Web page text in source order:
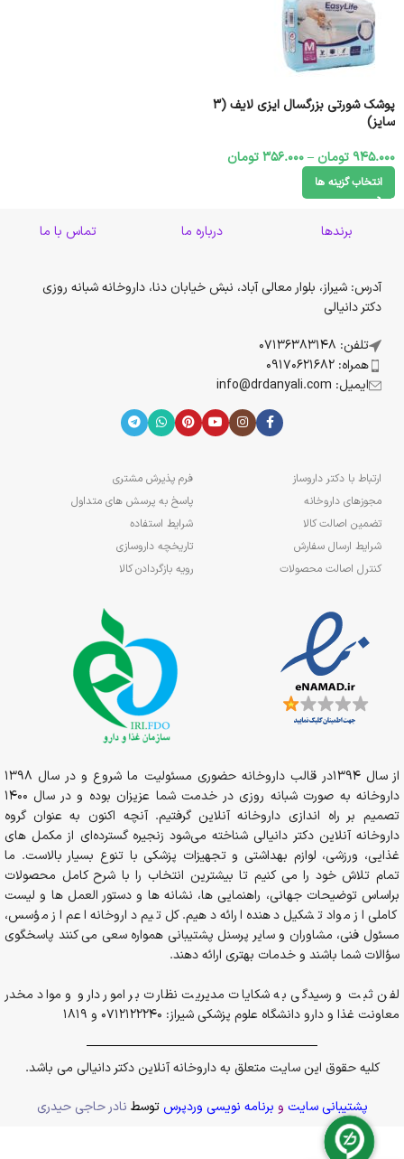
پوشک شورتی بزرگسال ایزی لایف (3
سایز)
945.000 تومان –
356.000تومان
انتخاب گزینه ها
برندها درباره ما تماس با ما
آدرس: شیراز، بلوار معالی آباد، نبش خیابان دنا، داروخانه شبانه روزی
دکتر دانیالی
تلفن: 07136383148
همراه: 09170621682
ایمیل: info@drdanyali.com
ارتباط با دکتر داروساز
مجوزهای داروخانه
تضمین اصالت کالا
شرایط ارسال سفارش
کنترل اصالت محصولات
فرم پذیرش مشتری
پاسخ به پرسش های متداول
شرایط استفاده
تاریخچه داروسازی
رویه بازگردادن کالا
از سال 1394در قالب داروخانه حضوری مسئولیت ما شروع و در سال 1398
داروخانه به صورت شبانه روزی در خدمت شما عزیزان بوده و در سال 1400
تصمیم بر راه اندازی داروخانه آنلاین گرفتیم. آنچه اکنون به عنوان گروه
داروخانه آنلاین دکتر دانیالی شناخته می‌شود زنجیره گسترده‌ای از مکمل های
غذایی، ورزشی، لوازم بهداشتی و تجهیزات پزشکی با تنوع بسیار بالاست. ما
تمام تلاش خود را می کنیم تا بیشترین انتخاب را با شرح کامل محصولات
براساس توضیحات جهانی، راهنمایی ها، نشانه ها و دستور العمل ها و لیست
کاملی از مواد تشکیل دهنده ارائه دهیم. کل تیم داروخانه اعم از مؤسس،
مسئول فنی، مشاوران و سایر پرسنل پشتیبانی همواره سعی می کنند پاسخگوی
سؤالات شما باشند و خدمات بهتری ارائه دهند.
لفن ثبت و رسیدگی به شکایات مدیریت نظارت بر امور دارو و مواد مخدر
معاونت غذا و دارو دانشگاه علوم پزشکی شیراز: 0712122240 و 1819
کلیه حقوق این سایت متعلق به داروخانه آنلاین دکتر دانیالی می باشد.
پشتیبانی سایت و برنامه نویسی وردپرس توسط نادر حاجی حیدری